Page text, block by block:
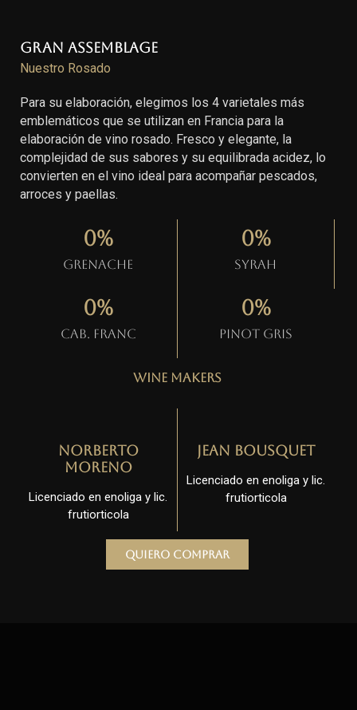
Gran Assemblage
Nuestro Rosado
Para su elaboración, elegimos los 4 varietales más
emblemáticos que se utilizan en Francia para la
elaboración de vino rosado. Fresco y elegante, la
complejidad de sus sabores y su equilibrada acidez, lo
convierten en el vino ideal para acompañar pescados,
arroces y paellas.
Grenache
0%
Syrah
0%
Cab. Franc
0%
Pinot gris
0%
Wine Makers
Norberto
Moreno
Licenciado en enoliga y lic.
frutiorticola
Jean Bousquet
Licenciado en enoliga y lic.
frutiorticola
Quiero comprar